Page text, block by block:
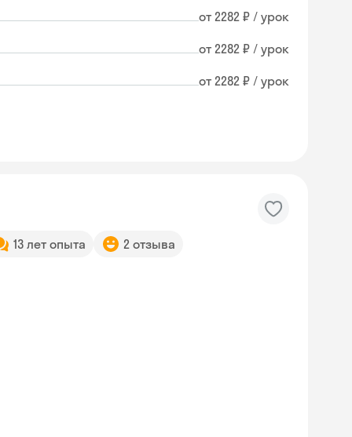
от 2282 ₽ / урок
от 2282 ₽ / урок
от 2282 ₽ / урок
13 лет опыта 2 отзыва